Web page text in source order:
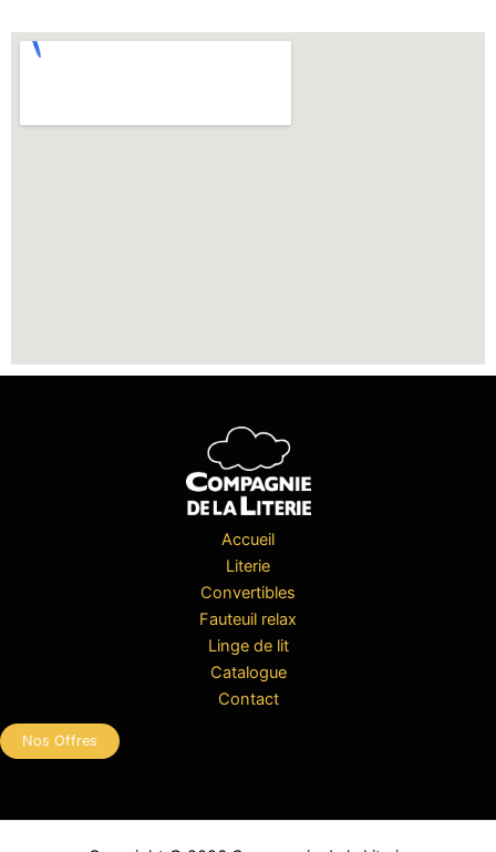
Accueil
Literie
Convertibles
Fauteuil relax
Linge de lit
Catalogue
Contact
Nos Offres